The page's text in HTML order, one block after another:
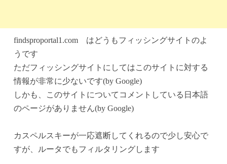
findsproportal1.com はどうもフィッシングサイトのよ
うです
ただフィッシングサイトにしてはこのサイトに対する
情報が非常に少ないです(by Google)
しかも、このサイトについてコメントしている日本語
のページがありません(by Google)
カスペルスキーが一応遮断してくれるので少し安心で
すが、ルータでもフィルタリングします